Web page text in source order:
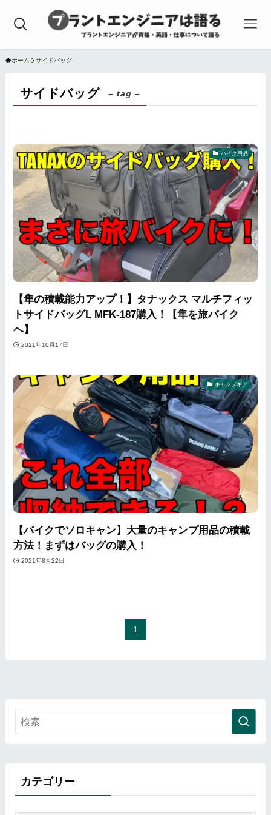
ホーム サイドバッグ
サイドバッグ – tag –
バイク用品
【隼の積載能力アップ！】タナックス マルチフィッ
トサイドバッグL MFK-187購入！【隼を旅バイク
へ】
2021年10月17日
キャンプギア
【バイクでソロキャン】大量のキャンプ用品の積載
方法！まずはバッグの購入！
2021年8月22日
1
カテゴリー